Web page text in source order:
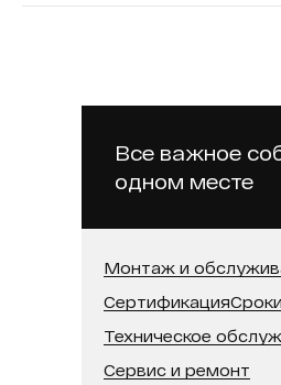
Все важное
одном месте
Монтаж и
Сертификация
Техническое
Сервис и ремонт